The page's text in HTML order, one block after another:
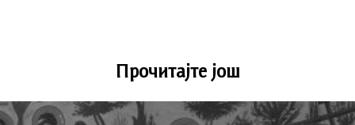
Прочитајте још